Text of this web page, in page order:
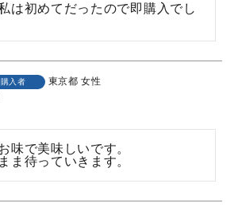
は初めてだったので即購入でし
購入者 東京都 女性
味で美味しいです。
ま待っていきます。